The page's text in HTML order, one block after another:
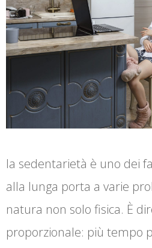
la sedentarietà è uno dei
alla lunga porta a varie
natura non solo fisica. È
proporzionale: più tempo